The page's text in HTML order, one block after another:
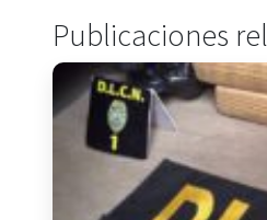
Publicaciones